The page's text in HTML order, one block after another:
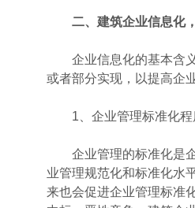
二、建筑企业信息化
企业信息化的基本含义
或者部分实现，以提高企
1、企业管理标准化程
企业管理的标准化是企
业管理规范化和标准化水
来也会促进企业管理标准